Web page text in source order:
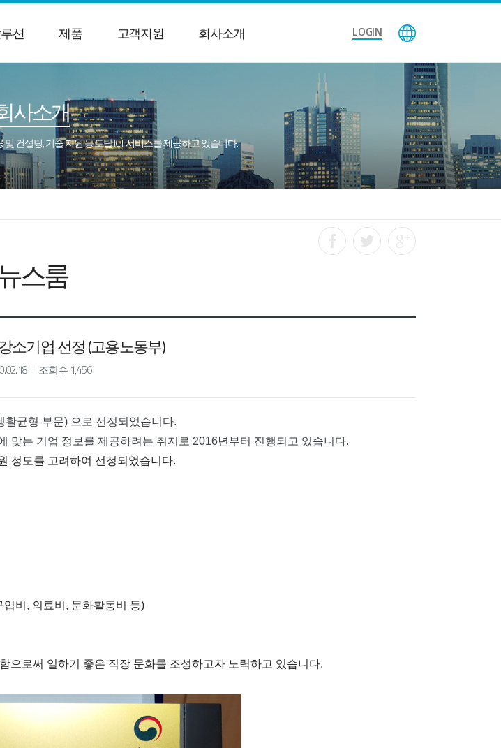
션 제품 고객지원 회사소개 LOGIN
사소개
컨설팅, 기술 지원 등 토탈 ICT 서비스를 제공하고 있습니다.
스룸
소기업 선정 (고용노동부)
조회수 1,456
활균형 부문) 으 로 선정되었습니다.
맞는 기업 정보를 제공하려는 취지로 2016년부터 진행되고 있습니다.
정도를 고려하여 선정되었습니다.
비, 의료비, 문화활동비 등)
으로써 일하기 좋은 직장 문화를 조성하고자 노력하고 있습니다.